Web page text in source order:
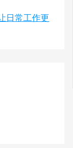
日常工作更